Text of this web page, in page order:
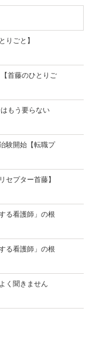
りごと】
首藤のひとりご
もう要らない
験開始【転職プ
セプター首藤】
る看護師」の根
る看護師」の根
く聞きません